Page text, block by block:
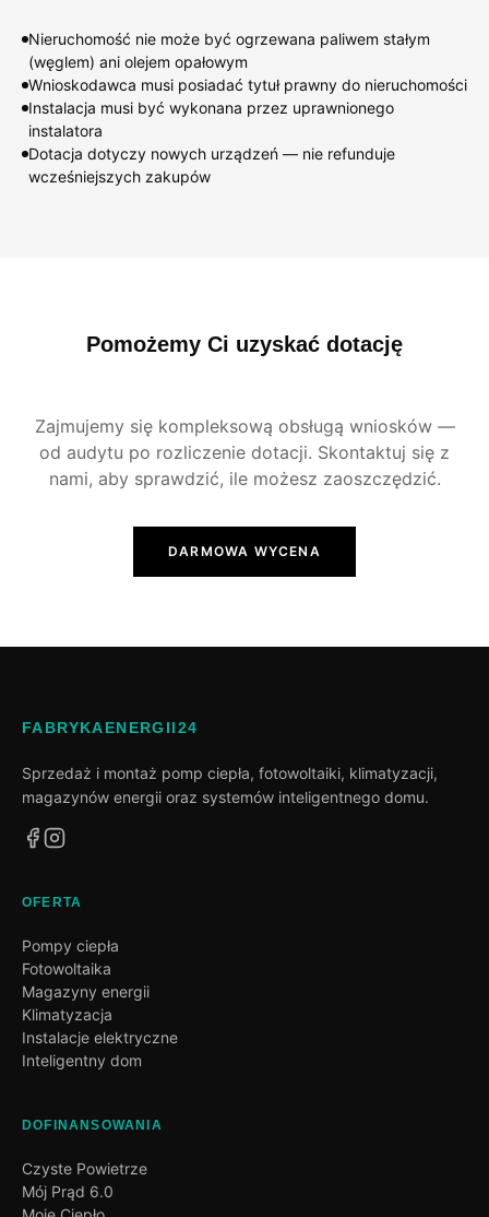
Nieruchomość nie może być ogrzewana paliwem stałym
(węglem) ani olejem opałowym
Wnioskodawca musi posiadać tytuł prawny do nieruchomości
Instalacja musi być wykonana przez uprawnionego
instalatora
Dotacja dotyczy nowych urządzeń — nie refunduje
wcześniejszych zakupów
Pomożemy Ci uzyskać dotację
Zajmujemy się kompleksową obsługą wniosków —
od audytu po rozliczenie dotacji. Skontaktuj się z
nami, aby sprawdzić, ile możesz zaoszczędzić.
DARMOWA WYCENA
FABRYKAENERGII24
Sprzedaż i montaż pomp ciepła, fotowoltaiki, klimatyzacji,
magazynów energii oraz systemów inteligentnego domu.
OFERTA
Pompy ciepła
Fotowoltaika
Magazyny energii
Klimatyzacja
Instalacje elektryczne
Inteligentny dom
DOFINANSOWANIA
Czyste Powietrze
Mój Prąd 6.0